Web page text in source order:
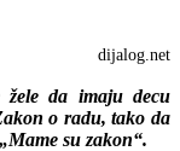
dijalog.net
da imaju decu
o radu, tako da
su zakon“.